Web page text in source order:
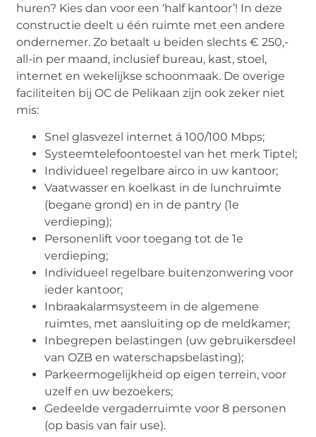
huren? Kies dan voor een ‘half kantoor’! In deze
constructie deelt u één ruimte met een andere
ondernemer. Zo betaalt u beiden slechts € 250,-
all-in per maand, inclusief bureau, kast, stoel,
internet en wekelijkse schoonmaak. De overige
faciliteiten bij OC de Pelikaan zijn ook zeker niet
mis:
Snel glasvezel internet á 100/100 Mbps;
Systeemtelefoontoestel van het merk Tiptel;
Individueel regelbare airco in uw kantoor;
Vaatwasser en koelkast in de lunchruimte
(begane grond) en in de pantry (1e
verdieping);
Personenlift voor toegang tot de 1e
verdieping;
Individueel regelbare buitenzonwering voor
ieder kantoor;
Inbraakalarmsysteem in de algemene
ruimtes, met aansluiting op de meldkamer;
Inbegrepen belastingen (uw gebruikersdeel
van OZB en waterschapsbelasting);
Parkeermogelijkheid op eigen terrein, voor
uzelf en uw bezoekers;
Gedeelde vergaderruimte voor 8 personen
(op basis van fair use).